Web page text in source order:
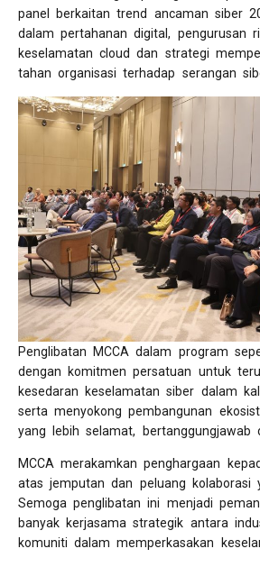
panel berkaitan trend ancaman siber
dalam pertahanan digital, pengurusan
keselamatan cloud dan strategi
tahan organisasi terhadap serangan
Penglibatan MCCA dalam program
dengan komitmen persatuan untuk
kesedaran keselamatan siber dalam
serta menyokong pembangunan
yang lebih selamat, bertanggungjawab
MCCA merakamkan penghargaan
atas jemputan dan peluang kolaborasi
Semoga penglibatan ini menjadi
banyak kerjasama strategik antara
komuniti dalam memperkasakan